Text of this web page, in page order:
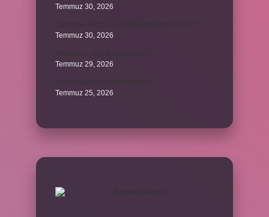
Temmuz 30, 2026
Temmuz 30, 2026
Temmuz 29, 2026
Temmuz 25, 2026